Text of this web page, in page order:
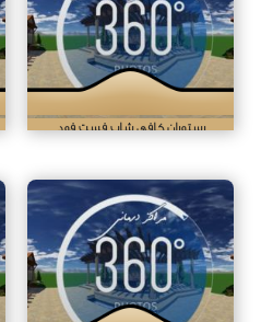
رستوران کافی شاپ فست فود